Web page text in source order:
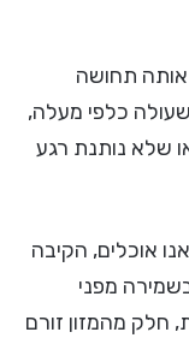
אותה תחושה
כלפי מעלה,
שלא נותנת רגע
אוכלים, הקיבה
מפני
חלק מהמזון זורם